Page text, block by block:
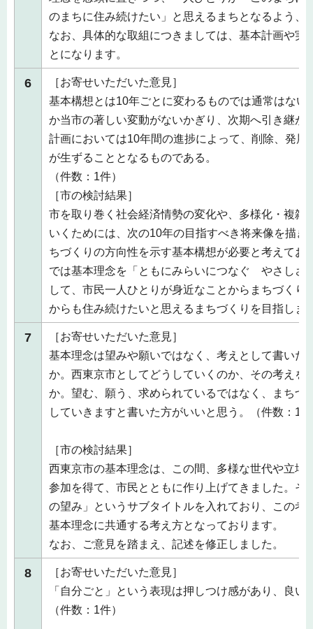
のまちに住み続けたい」と思えるまちとなるよう、
なお、具体的な取組につきましては、基本計画や実
とになります。
6
［お寄せいただいた意見］
基本構想とは10年ごとに変わるものでは通常はない
か当市の著しい変動がないかぎり、次期へ引き継
計画においては10年間の進捗によって、削除、発展
が生ずることとなるものである。
（件数：1件）
［市の検討結果］
市を取り巻く社会経済情勢の変化や、多様化・複雑
いくためには、次の10年の目指すべき将来像を描き
ちづくりの方向性を示す基本構想が必要と考えてお
では基本理念を「ともにみらいにつなぐ やさしさ
して、市民一人ひとりが身近なことからまちづくり
からも住み続けたいと思えるまちづくりを目指しま
7
［お寄せいただいた意見］
基本理念は望みや願いではなく、考えとして書いた
か。西東京市としてどうしていくのか、その考えを
か。望む、願う、求められているではなく、まちづ
していきますと書いた方がいいと思う。（件数：1
［市の検討結果］
西東京市の基本理念は、この間、多様な世代や立場
参加を得て、市民とともに作り上げてきました。そ
の望み」というサブタイトルを入れており、この考
基本理念に共通する考え方となっております。
なお、ご意見を踏まえ、記述を修正しました。
8
［お寄せいただいた意見］
「自分ごと」という表現は押しつけ感があり、良い
（件数：1件）